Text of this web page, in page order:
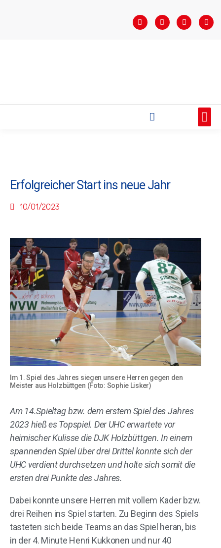
Erfolgreicher Start ins neue Jahr
10/01/2023
Im 1. Spiel des Jahres siegen unsere Herren gegen den
Meister aus Holzbüttgen (Foto: Sophie Lisker)
Am 14.Spieltag bzw. dem erstem Spiel des Jahres
2023 hieß es Topspiel. Der UHC erwartete vor
heimischer Kulisse die DJK Holzbüttgen. In einem
spannenden Spiel über drei Drittel konnte sich der
UHC verdient durchsetzen und holte sich somit die
ersten drei Punkte des Jahres.
Dabei konnte unsere Herren mit vollem Kader bzw.
drei Reihen ins Spiel starten. Zu Beginn des Spiels
tasteten sich beide Teams an das Spiel heran, bis
in der 4. Minute Henri Kukkonen und nur 40